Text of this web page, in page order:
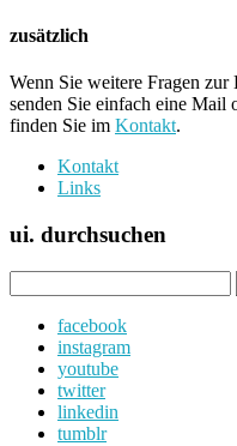
zusätzlich
Wenn Sie weitere Fragen
senden Sie einfach eine Mail
finden Sie im Kontakt.
Kontakt
Links
ui. durchsuchen
nach:
facebook
instagram
youtube
twitter
linkedin
tumblr